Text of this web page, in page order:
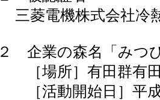
三菱電機株式会社冷
２ 企業の森名「みつ
［場所］有田群有田
［活動開始日］平成